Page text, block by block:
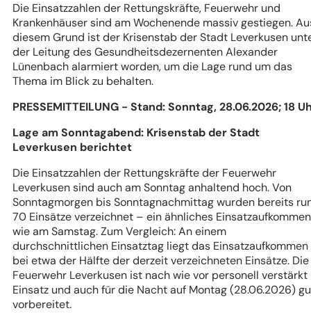
Die Einsatzzahlen der Rettungskräfte, Feuerwehr und
Krankenhäuser sind am Wochenende massiv gestiegen.
diesem Grund ist der Krisenstab der Stadt Leverkusen
der Leitung des Gesundheitsdezernenten Alexander
Lünenbach alarmiert worden, um die Lage rund um das
Thema im Blick zu behalten.
PRESSEMITTEILUNG - Stand: Sonntag, 28.06.2026; 18
Lage am Sonntagabend: Krisenstab der Stadt
Leverkusen berichtet
Die Einsatzzahlen der Rettungskräfte der Feuerwehr
Leverkusen sind auch am Sonntag anhaltend hoch. Von
Sonntagmorgen bis Sonntagnachmittag wurden bereits
70 Einsätze verzeichnet – ein ähnliches Einsatzaufkommen
wie am Samstag. Zum Vergleich: An einem
durchschnittlichen Einsatztag liegt das Einsatzaufkommen
bei etwa der Hälfte der derzeit verzeichneten Einsätze. Die
Feuerwehr Leverkusen ist nach wie vor personell verstärkt
Einsatz und auch für die Nacht auf Montag (28.06.2026)
vorbereitet.